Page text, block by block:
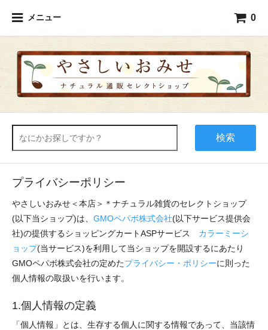
メニュー 0
検索
プライバシーポリシー
やさしいおみせ＜本店＞＊ナチュラル雑貨のセレクトショップ
(以下当ショップ)は、 GMOペパボ株式会社(以下サービス提供会
社)の提供するショッピングカートASPサービス カラーミーシ
ョップ(当サービス)を利用して当ショップを開設するにあたり
GMOペパボ株式会社の定めたプライバシー・ポリシーに則った
個人情報の取扱いを行います。
1.個人情報の定義
「個人情報」とは、生存する個人に関する情報であって、当該情